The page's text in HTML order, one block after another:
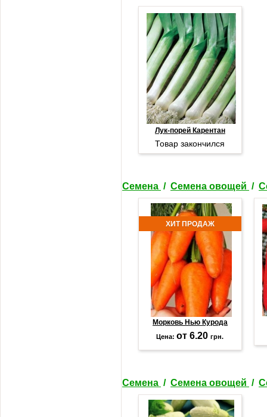
Лук-порей Карентан
Товар закончился
Семена / Семена овощей /
ХИТ ПРОДАЖ
Морковь Нью Курода
Цена:от 6.20грн.
Семена / Семена овощей /